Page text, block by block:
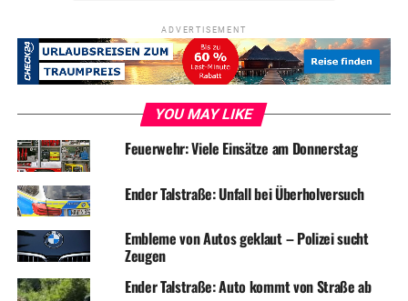
ADVERTISEMENT
YOU MAY LIKE
Feuerwehr: Viele Einsätze am Donnerstag
Ender Talstraße: Unfall bei Überholversuch
Embleme von Autos geklaut – Polizei sucht
Zeugen
Ender Talstraße: Auto kommt von Straße ab